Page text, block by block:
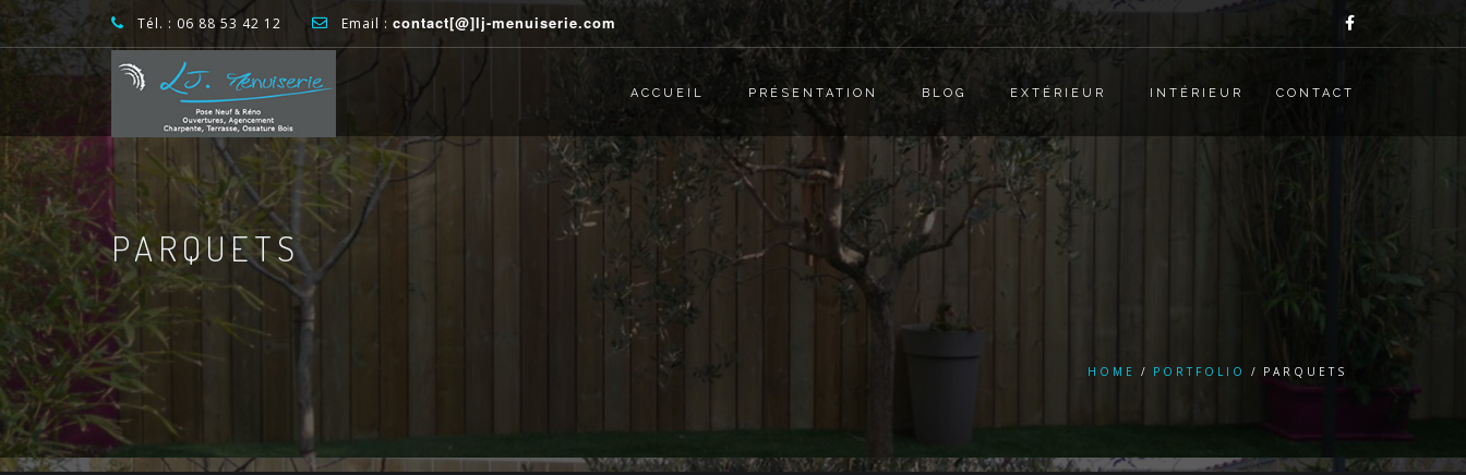
Tél. : 06 88 53 42 12 Email : contact[@]lj-menuiserie.com
ACCUEIL PRÉSENTATION BLOG EXTÉRIEUR INTÉRIEUR CONTACT
PARQUETS
HOME PORTFOLIO PARQUETS